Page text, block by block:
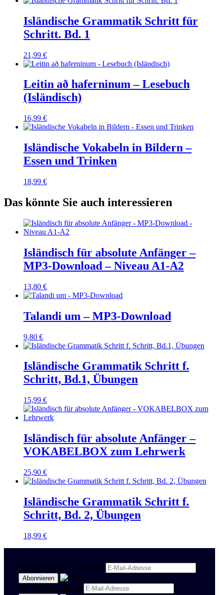
Isländische Grammatik Schritt für
Schritt. Bd. 1
21,99 €
Leitin að haferninum – Lesebuch
(Isländisch)
16,99 €
Isländische Vokabeln in Bildern –
Essen und Trinken
18,99 €
Das könnte Sie auch interessieren
Isländisch für absolute Anfänger –
MP3-Download – Niveau A1-A2
13,80 €
Talandi um – MP3-Download
9,80 €
Isländische Grammatik Schritt f.
Schritt, Bd.1, Übungen
15,99 €
Isländisch für absolute Anfänger –
VOKABELBOX zum Lehrwerk
25,90 €
Isländische Grammatik Schritt f.
Schritt, Bd. 2, Übungen
18,99 €
Newsletter Politik & Kultur
Newsletter Spanisch